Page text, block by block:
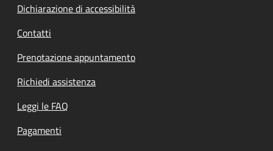
Dichiarazione di accessibilità
Contatti
Prenotazione appuntamento
Richiedi assistenza
Leggi le FAQ
Pagamenti